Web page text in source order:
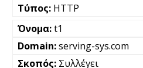
HTTP
t1
serving-sys.com
Συλλέγει